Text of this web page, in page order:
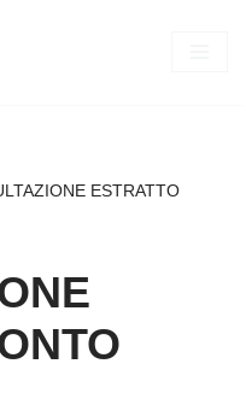
ESTRATTO